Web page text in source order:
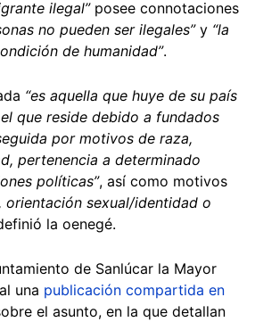
ilegal”posee connotaciones
no pueden ser ilegales”y “la
de humanidad”.
“es aquella que huye de su país
que reside debido a fundados
por motivos de raza,
pertenencia a determinado
políticas”, así como motivos
orientación sexual/identidad o
la oenegé.
de Sanlúcar la Mayor
una publicación compartida en
el asunto, en la que detallan